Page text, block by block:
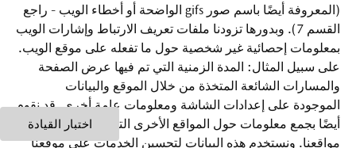
اختبار القيادة
(المعروفة أيضًا باسم صور gifs الواضحة أو أخطاء الويب - راجع
القسم 7). وبدورها تزودنا ملفات تعريف الارتباط وإشارات الويب
بمعلومات إحصائية غير شخصية حول ما تفعله على موقع الويب.
على سبيل المثال: المدة الزمنية التي تم فيها عرض الصفحة
والمسارات الشائعة المتخذة من خلال الموقع والبيانات
الموجودة على إعدادات الشاشة ومعلومات عامة أخرى. قد نقوم
أيضًا بجمع معلومات حول المواقع الأخرى التي تزورها بعد زيارة
مواقعنا. ونستخدم هذه البيانات لتحسين الخدمات على موقعنا